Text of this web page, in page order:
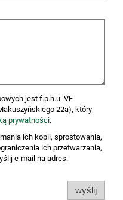
jest f.p.h.u. VF
22a), który
prywatności.
ich kopii, sprostowania,
ich przetwarzania,
e-mail na adres:
wyślij